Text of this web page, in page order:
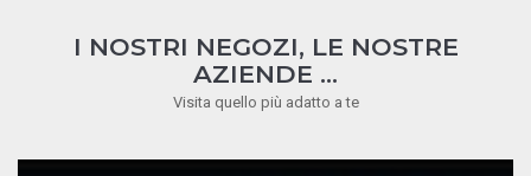
I NOSTRI NEGOZI, LE NOSTRE
AZIENDE ...
Visita quello più adatto a te